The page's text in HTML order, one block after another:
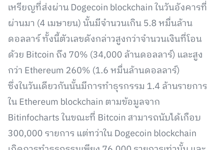
เหรียญที่ส่งผ่าน Dogecoin blockchain ในวันอังคารที่
ผ่านมา (4 เมษายน) นั้นมีจำนวนเกิน 5.8 หมื่นล้าน
ดอลลาร์ ทั้งนี้ตัวเลขดังกล่าวสูงกว่าจำนวนเงินที่โอน
ด้วย Bitcoin ถึง 70% (34,000 ล้านดอลลาร์) และสูง
กว่า Ethereum 260% (1.6 หมื่นล้านดอลลาร์)
ซึ่งในวันเดียวกันนั้นมีการทำธุรกรรม 1.4 ล้านรายการ
ใน Ethereum blockchain ตามข้อมูลจาก
Bitinfocharts ในขณะที่ Bitcoin สามารถนับได้เกือบ
300,000 รายการ แต่ทว่าใน Dogecoin blockchain